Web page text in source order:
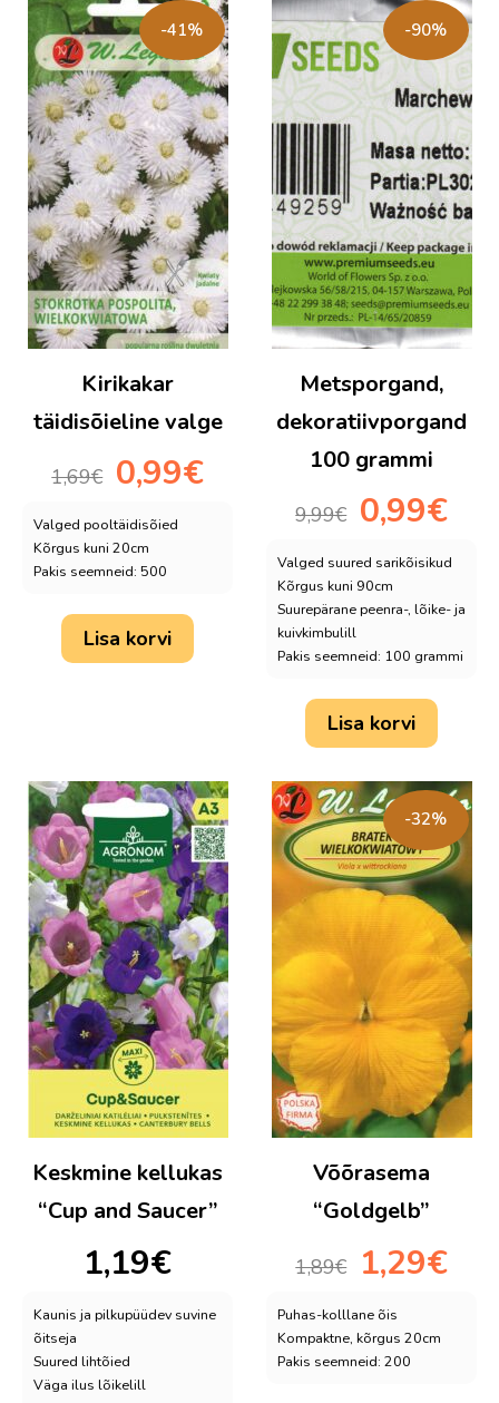
-41%
Kirikakar
täidisõieline valge
1,69€
Algne
hind
1,69€.
0,99€Praegune
hind
Valged pooltäidisõied
Kõrgus kuni 20cm
Pakis seemneid: 500
Lisa korvi
-90%
Metsporgand,
dekoratiivporgand
100 grammi
9,99€
Algne
hind
9,99€.
0,99€hind
Valged suured sarikõisikud
Kõrgus kuni 90cm
Suurepärane peenra-, lõike- ja
kuivkimbulill
Pakis seemneid: 100 grammi
Lisa korvi
Keskmine kellukas
“Cup and Saucer”
1,19€
Kaunis ja pilkupüüdev suvine
õitseja
Suured lihtõied
Väga ilus lõikelill
-32%
Võõrasema
“Goldgelb”
1,89€
Algne
hind
1,89€.
1,29€hind
Puhas-kolllane õis
Kompaktne, kõrgus 20cm
Pakis seemneid: 200